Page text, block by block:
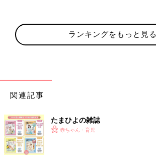
ランキングをもっと見る
関連記事
たまひよの雑誌
赤ちゃん・育児